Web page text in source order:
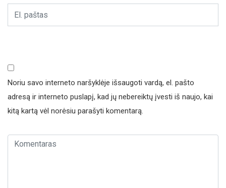
Noriu savo interneto naršyklėje išsaugoti vardą, el. pašto
adresą ir interneto puslapį, kad jų nebereiktų įvesti iš naujo, kai
kitą kartą vėl norėsiu parašyti komentarą.